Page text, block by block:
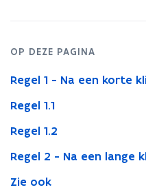
medeklinker
OP DEZE PAGINA
Regel 1 - Na een korte
Regel 1.1
Regel 1.2
Regel 2 - Na een lange
Zie ook